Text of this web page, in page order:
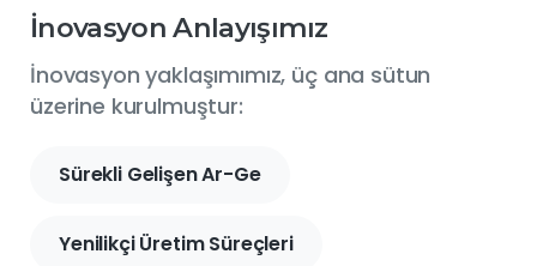
İnovasyon Anlayışımız
İnovasyon yaklaşımımız, üç ana sütun
üzerine kurulmuştur:
Sürekli Gelişen Ar-Ge
Yenilikçi Üretim Süreçleri